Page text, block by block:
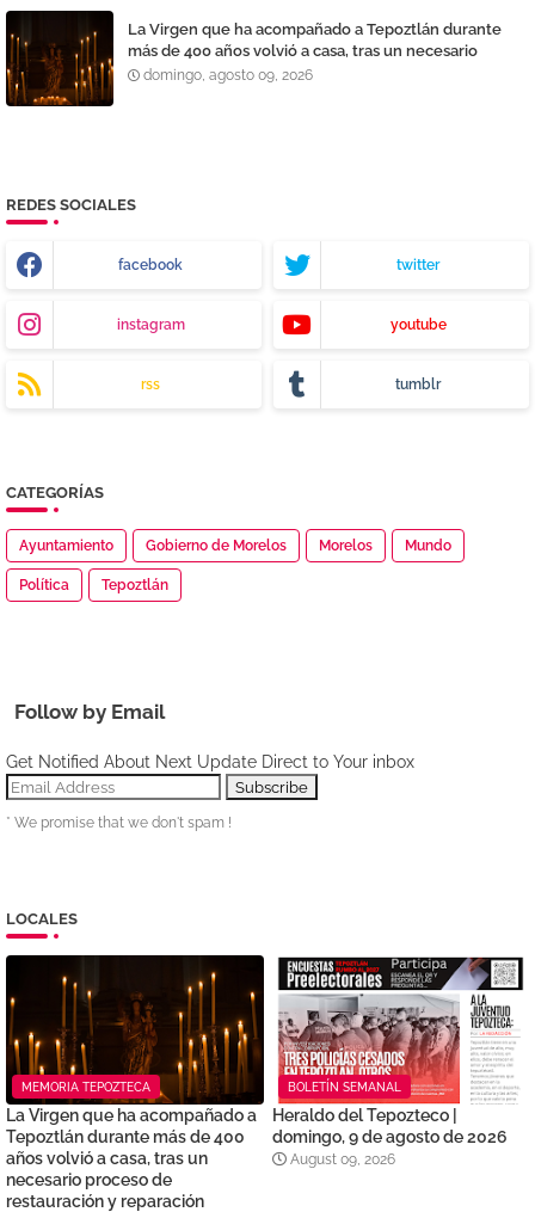
La Virgen que ha acompañado a Tepoztlán durante
más de 400 años volvió a casa, tras un necesario
proceso de restauración y reparación
domingo, agosto 09, 2026
REDES SOCIALES
facebook twitter
instagram youtube
rss tumblr
CATEGORÍAS
Ayuntamiento Gobierno de Morelos Morelos Mundo
Política Tepoztlán
Follow by Email
Get Notified About Next Update Direct to Your inbox
* We promise that we don't spam !
LOCALES
MEMORIA TEPOZTECA
La Virgen que ha acompañado a
Tepoztlán durante más de 400
años volvió a casa, tras un
necesario proceso de
restauración y reparación
BOLETÍN SEMANAL
Heraldo del Tepozteco |
domingo, 9 de agosto de 2026
August 09, 2026